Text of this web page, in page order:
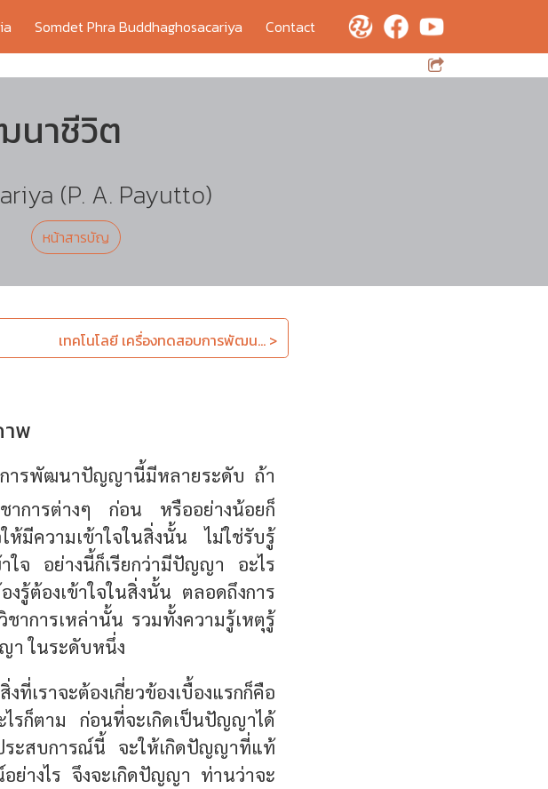
Somdet Phra Buddhaghosacariya
Contact
นาชีวิต
(P. A. Payutto)
หน้าสารบัญ
เทคโนโลยี เครื่องทดสอบการพัฒน... >
พ
รพัฒนาปัญญานี้มีหลายระดับ ถ้า
ชาการต่างๆ ก่อน หรืออย่างน้อยก็
ห้มีความเข้าใจในสิ่งนั้น ไม่ใช่รับรู้
ใจ อย่างนี้ก็เรียกว่ามีปัญญา อะไร
รู้ต้องเข้าใจในสิ่งนั้น ตลอดถึงการ
ชาการเหล่านั้น รวมทั้งความรู้เหตุรู้
า ในระดับหนึ่ง
เราจะต้องเกี่ยวข้องเบื้องแรกก็คือ
รก็ตาม ก่อนที่จะเกิดเป็นปัญญาได้
ระสบการณ์นี้ จะให้เกิดปัญญาที่แท้
ย่างไร จึงจะเกิดปัญญา ท่านว่าจะ